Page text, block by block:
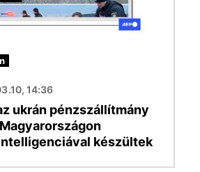
14:36
ukrán pénzszállítmány
készültek